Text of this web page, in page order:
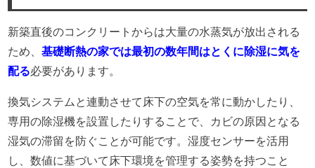
新築直後のコンクリートからは大量の水蒸気が放出される
ため、基礎断熱の家では最初の数年間はとくに除湿に気を
配る必要があります。
換気システムと連動させて床下の空気を常に動かしたり、
専用の除湿機を設置したりすることで、カビの原因となる
湿気の滞留を防ぐことが可能です。湿度センサーを活用
し、数値に基づいて床下環境を管理する姿勢を持つこと